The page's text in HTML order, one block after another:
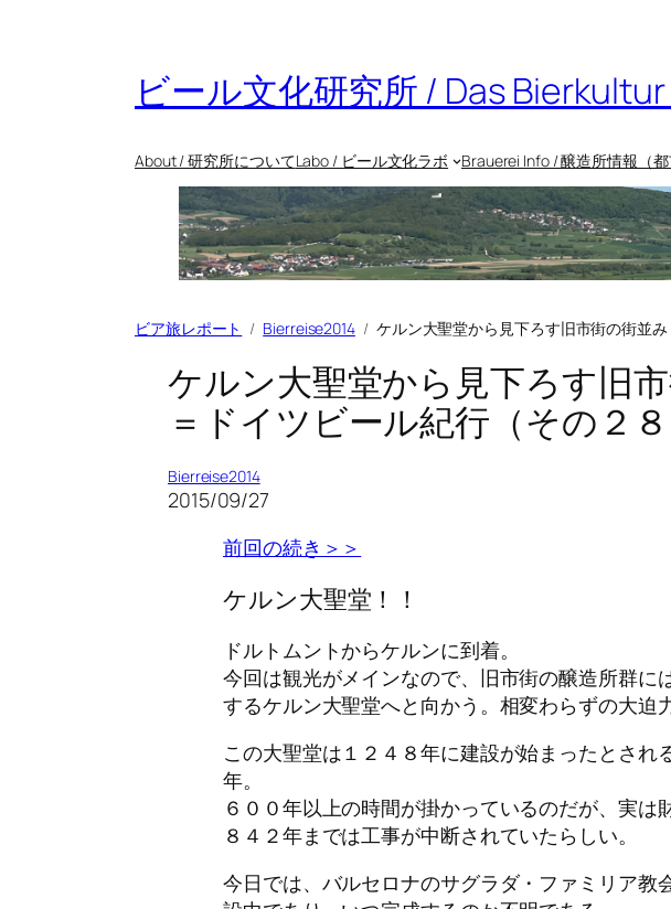
ビール文化研究所 / Das
About / 研究所についてLabo / ビール文化ラボ Brauerei Info / 醸造所情報（都
ビア旅レポート Bierreise2014 ケルン大聖堂から見下ろす旧市街の街並
ケルン大聖堂から見下ろす旧
＝ドイツビール紀行（その２
Bierreise2014
2015/09/27
前回の続き＞＞
ケルン大聖堂！！
ドルトムントからケルンに到着。
今回は観光がメインなので、旧市街の醸造所群に
するケルン大聖堂へと向かう。相変わらずの大迫力
この大聖堂は１２４８年に建設が始まったとされ
年。
６００年以上の時間が掛かっているのだが、実は
８４２年までは工事が中断されていたらしい。
今日では、バルセロナのサグラダ・ファミリア教